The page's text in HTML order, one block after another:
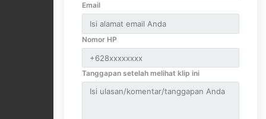
Email
Nomor HP
Tanggapan setelah melihat klip ini